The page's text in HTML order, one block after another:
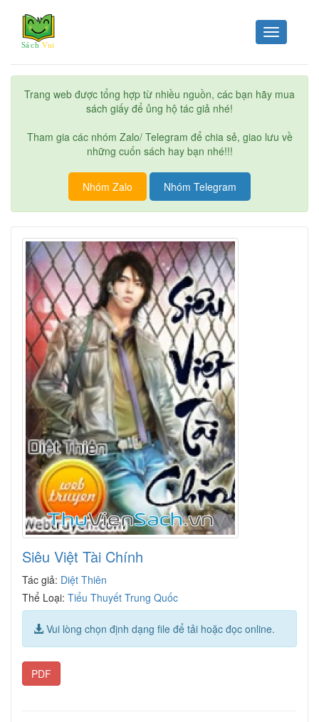
Toggle
navigation
Trang web được tổng hợp từ nhiều nguồn, các bạn hãy mua
sách giấy để ủng hộ tác giả nhé!
Tham gia các nhóm Zalo/ Telegram để chia sẻ, giao lưu về
những cuốn sách hay bạn nhé!!!
Nhóm Zalo Nhóm Telegram
Siêu Việt Tài Chính
Tác giả: Diệt Thiên
Thể Loại: Tiểu Thuyết Trung Quốc
Vui lòng chọn định dạng file để tải hoặc đọc online.
PDF